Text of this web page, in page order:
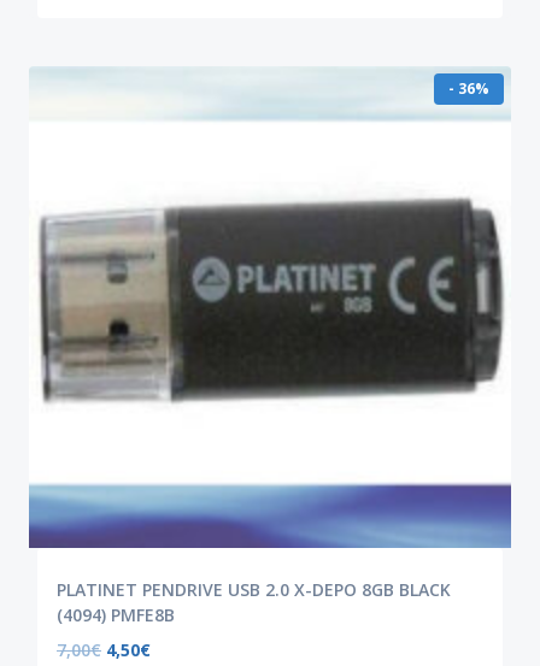
- 36%
PLATINET PENDRIVE USB 2.0 X-DEPO 8GB BLACK
(4094) PMFE8B
7,00€ 4,50€